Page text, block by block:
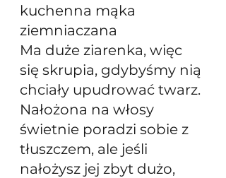
kuchenna mąka
ziemniaczana
Ma duże ziarenka, więc
się skrupia, gdybyśmy nią
chciały upudrować twarz.
Nałożona na włosy
świetnie poradzi sobie z
tłuszczem, ale jeśli
nałożysz jej zbyt dużo,